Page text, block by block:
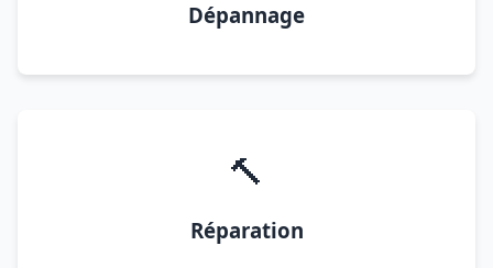
Dépannage
🔨
Réparation